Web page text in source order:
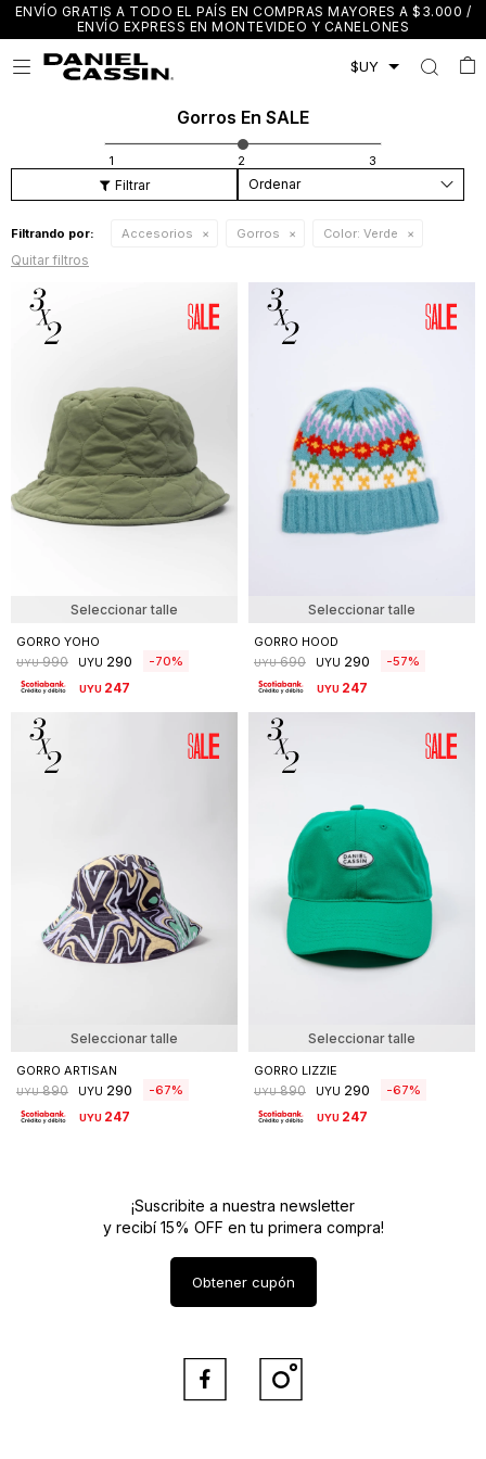
ENVÍO GRATIS A TODO EL PAÍS EN COMPRAS MAYORES A $3.000 /
ENVÍO EXPRESS EN MONTEVIDEO Y CANELONES

Gorros En SALE
Recomendados
Filtrando por: Accesorios Gorros Color: Verde
Quitar filtros
Seleccionar talle
GORRO YOHO
UYU 990 UYU 290 70
UYU 247
Seleccionar talle
GORRO HOOD
UYU 690 UYU 290 57
UYU 247
Seleccionar talle
GORRO ARTISAN
UYU 890 UYU 290 67
UYU 247
Seleccionar talle
GORRO LIZZIE
UYU 890 UYU 290 67
UYU 247
¡Suscribite a nuestra newsletter
y recibí 15% OFF en tu primera compra!
Obtener cupón
 